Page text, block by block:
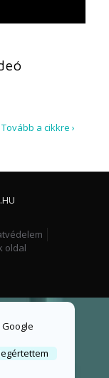
Tovább a cikkre ›
oldal